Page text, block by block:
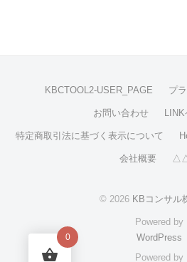
KBCTOOL2-USER_PAGE プ
お問い合わせ LINK
特定商取引法に基づく表示について
会社概要
© 2026 KBコンサル
Powered by
WordPress
Powered by
0